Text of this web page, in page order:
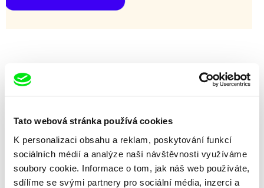
Tato webová stránka používá cookies
K personalizaci obsahu a reklam, poskytování funkcí
sociálních médií a analýze naší návštěvnosti využíváme
soubory cookie. Informace o tom, jak náš web používáte,
sdílíme se svými partnery pro sociální média, inzerci a
Sergei Kachkin